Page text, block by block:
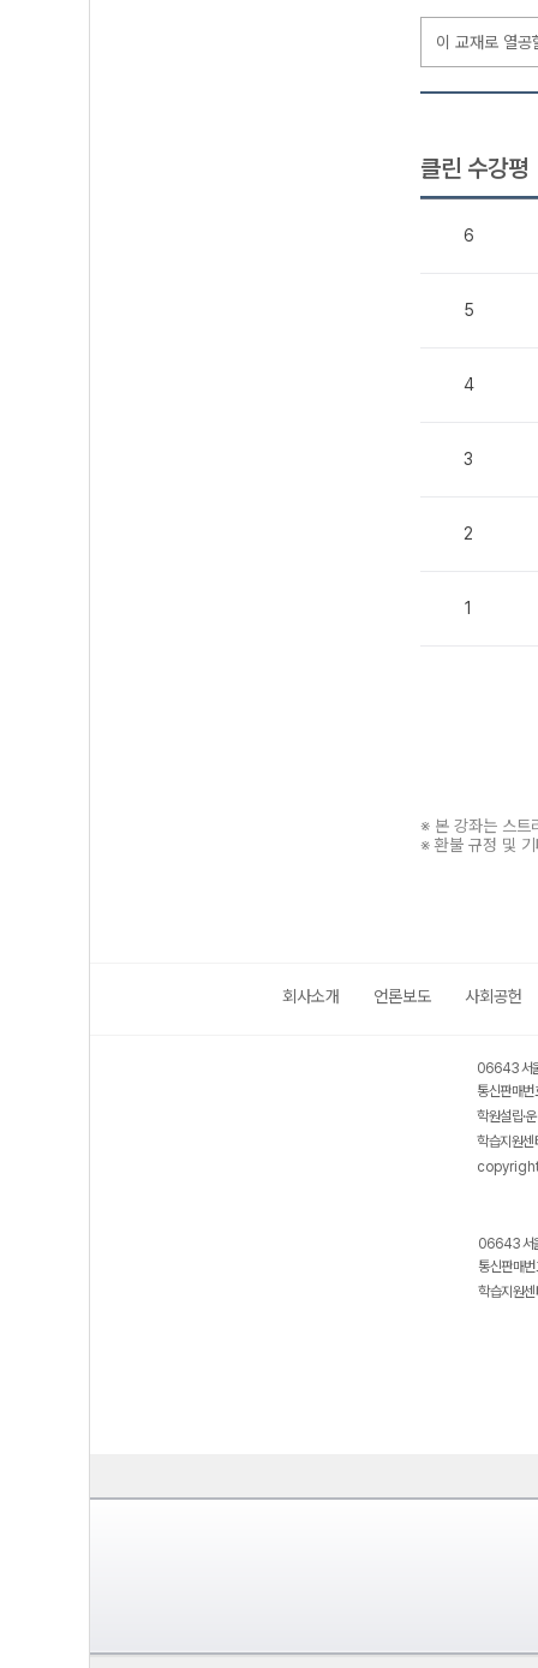
이 교재로 열
클린 수강평
6
5
4
3
2
1
※ 본 강좌는 스트
※ 환불 규정 및
회사소개 언론보도 사회공헌
06643 서
통신판매
학원설립·
학습지원
06643 서
통신판매
학습지원